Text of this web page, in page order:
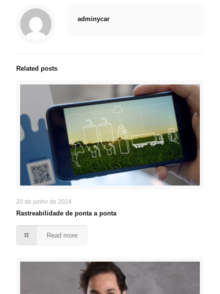
adminycar
Related posts
20 de junho de 2024
Rastreabilidade de ponta a ponta
Read more